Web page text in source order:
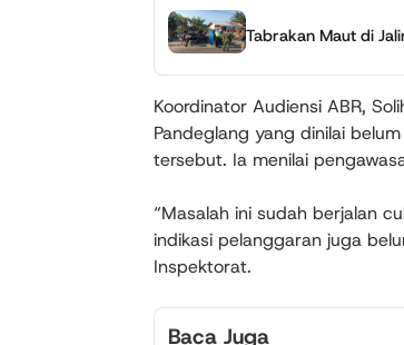
Tabrakan Maut di
Koordinator Audiensi ABR,
Pandeglang yang dinilai
tersebut. Ia menilai
“Masalah ini sudah berjalan
indikasi pelanggaran juga
Inspektorat.
Baca Juga